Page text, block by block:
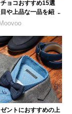
ョコおすすめ15選
や上品な一品を紹介
ントにおすすめの上